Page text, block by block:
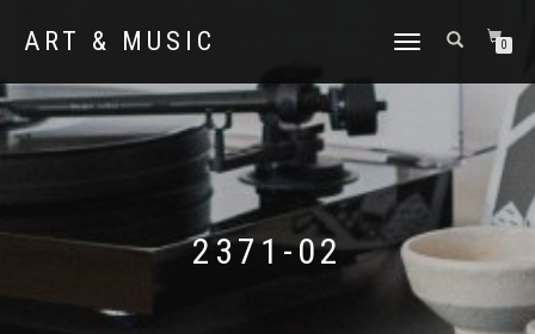
ART & MUSIC
NAVIGATION
0
2371-02